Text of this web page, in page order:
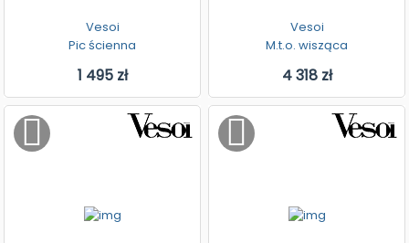
Vesoi
Pic ścienna
1 495 zł
Vesoi
M.t.o. wisząca
4 318 zł